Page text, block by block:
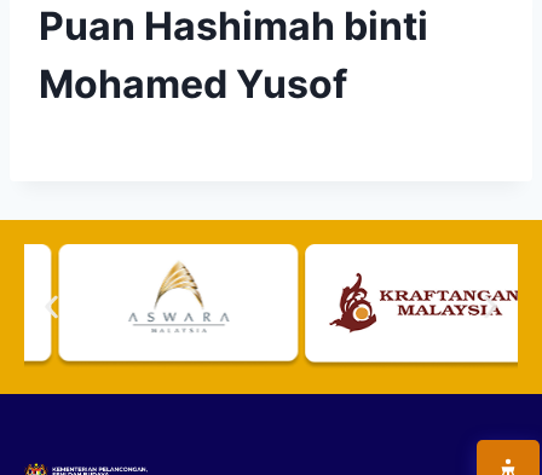
Puan Hashimah binti
Mohamed Yusof